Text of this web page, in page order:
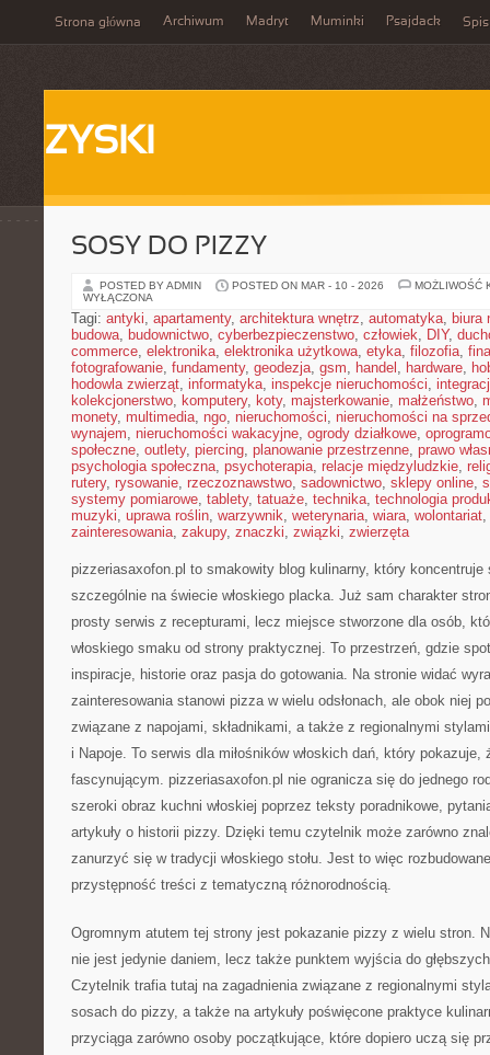
Strona główna Archiwum Madryt Muminki Psajdack Spis
ZYSKI
SOSY DO PIZZY
POSTED BY ADMIN POSTED ON MAR - 10 - 2026
MOŻLIWOŚĆ
WYŁĄCZONA
Tagi: antyki, apartamenty, architektura wnętrz, automatyka, biura
budowa, budownictwo, cyberbezpieczenstwo, człowiek, DIY,
commerce, elektronika, elektronika użytkowa, etyka, filozofia,
fotografowanie, fundamenty, geodezja, gsm, handel , hardware,
hodowla zwierząt, informatyka, inspekcje nieruchomości,
kolekcjonerstwo, komputery, koty, majsterkowanie, małżeństwo,
monety, multimedia, ngo, nieruchomości, nieruchomości na
wynajem, nieruchomości wakacyjne, ogrody działkowe,
społeczne, outlety, piercing, planowanie przestrzenne, prawo
psychologia społeczna, psychoterapia, relacje międzyludzkie,
rutery, rysowanie, rzeczoznawstwo, sadownictwo, sklepy online,
systemy pomiarowe, tablety, tatuaże, technika, technologia
muzyki, uprawa roślin, warzywnik, weterynaria, wiara, wolontariat,
zainteresowania, zakupy, znaczki, związki, zwierzęta
pizzeriasaxofon.pl to smakowity blog kulinarny, który
szczególnie na świecie włoskiego placka. Już sam charakter
prosty serwis z recepturami, lecz miejsce stworzone dla osób,
włoskiego smaku od strony praktycznej. To przestrzeń, gdzie
inspiracje, historie oraz pasja do gotowania. Na stronie widać
zainteresowania stanowi pizza w wielu odsłonach, ale obok niej
związane z napojami, składnikami, a także z regionalnymi
i Napoje. To serwis dla miłośników włoskich dań, który
fascynującym. pizzeriasaxofon.pl nie ogranicza się do jednego
szeroki obraz kuchni włoskiej poprzez teksty poradnikowe,
artykuły o historii pizzy. Dzięki temu czytelnik może zarówno
zanurzyć się w tradycji włoskiego stołu. Jest to więc
przystępność treści z tematyczną różnorodnością.
Ogromnym atutem tej strony jest pokazanie pizzy z wielu stron.
nie jest jedynie daniem, lecz także punktem wyjścia do
Czytelnik trafia tutaj na zagadnienia związane z regionalnymi
sosach do pizzy, a także na artykuły poświęcone praktyce
przyciąga zarówno osoby początkujące, które dopiero uczą się